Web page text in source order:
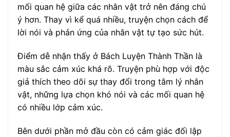
mối quan hệ giữa các nhân vật trở nên đáng chú
ý hơn. Thay vì kể quá nhiều, truyện chọn cách để
lời nói và phản ứng của nhân vật tự tạo sức hút.
Điểm dễ nhận thấy ở Bách Luyện Thành Thần là
màu sắc cảm xúc khá rõ. Truyện phù hợp với độc
giả thích theo dõi sự thay đổi trong tâm lý nhân
vật, những lựa chọn khó nói và các mối quan hệ
có nhiều lớp cảm xúc.
Bên dưới phần mở đầu còn có cảm giác đối lập